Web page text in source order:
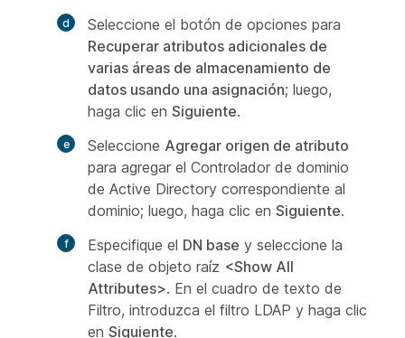
Seleccione el botón de opciones para
Recuperar atributos adicionales de
varias áreas de almacenamiento de
datos usando una asignación; luego,
haga clic en Siguiente.
Seleccione Agregar origen de atributo
para agregar el Controlador de dominio
de Active Directory correspondiente al
dominio; luego, haga clic en Siguiente.
Especifique el DN base y seleccione la
clase de objeto raíz <Show All
Attributes>. En el cuadro de texto de
Filtro, introduzca el filtro LDAP y haga clic
en Siguiente.